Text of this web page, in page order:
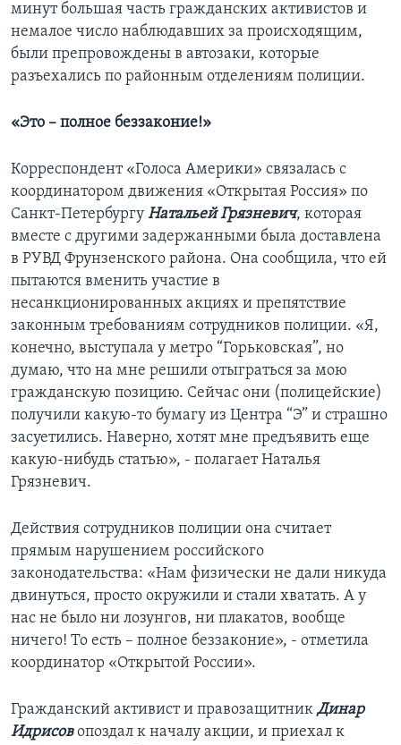
минут большая часть гражданских активистов и
немалое число наблюдавших за происходящим,
были препровождены в автозаки, которые
разъехались по районным отделениям полиции.
«Это – полное беззаконие!»
Корреспондент «Голоса Америки» связалась с
координатором движения «Открытая Россия» по
Санкт-Петербургу Натальей Грязневич, которая
вместе с другими задержанными была доставлена
в РУВД Фрунзенского района. Она сообщила, что ей
пытаются вменить участие в
несанкционированных акциях и препятствие
законным требованиям сотрудников полиции. «Я,
конечно, выступала у метро “Горьковская”, но
думаю, что на мне решили отыграться за мою
гражданскую позицию. Сейчас они (полицейские)
получили какую-то бумагу из Центра “Э” и страшно
засуетились. Наверно, хотят мне предъявить еще
какую-нибудь статью», - полагает Наталья
Грязневич.
Действия сотрудников полиции она считает
прямым нарушением российского
законодательства: «Нам физически не дали никуда
двинуться, просто окружили и стали хватать. А у
нас не было ни лозунгов, ни плакатов, вообще
ничего! То есть – полное беззаконие», - отметила
координатор «Открытой России».
Гражданский активист и правозащитник Динар
Идрисовопоздал к началу акции, и приехал к